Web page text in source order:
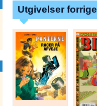
Utgivelser